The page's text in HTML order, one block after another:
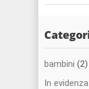
bambini (2)
In evidenza